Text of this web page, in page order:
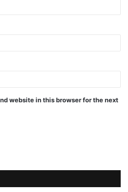
website in this browser for the next